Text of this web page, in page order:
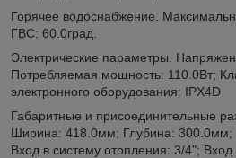
Горячее водоснабжение.
ГВС: 60.0град.
Электрические параметры.
Потребляемая мощность: 110.0Вт;
электронного оборудования: IPX4D
Габаритные и присоединительные
Ширина: 418.0мм; Глубина: 300.0мм;
Вход в систему отопления: 3/4";